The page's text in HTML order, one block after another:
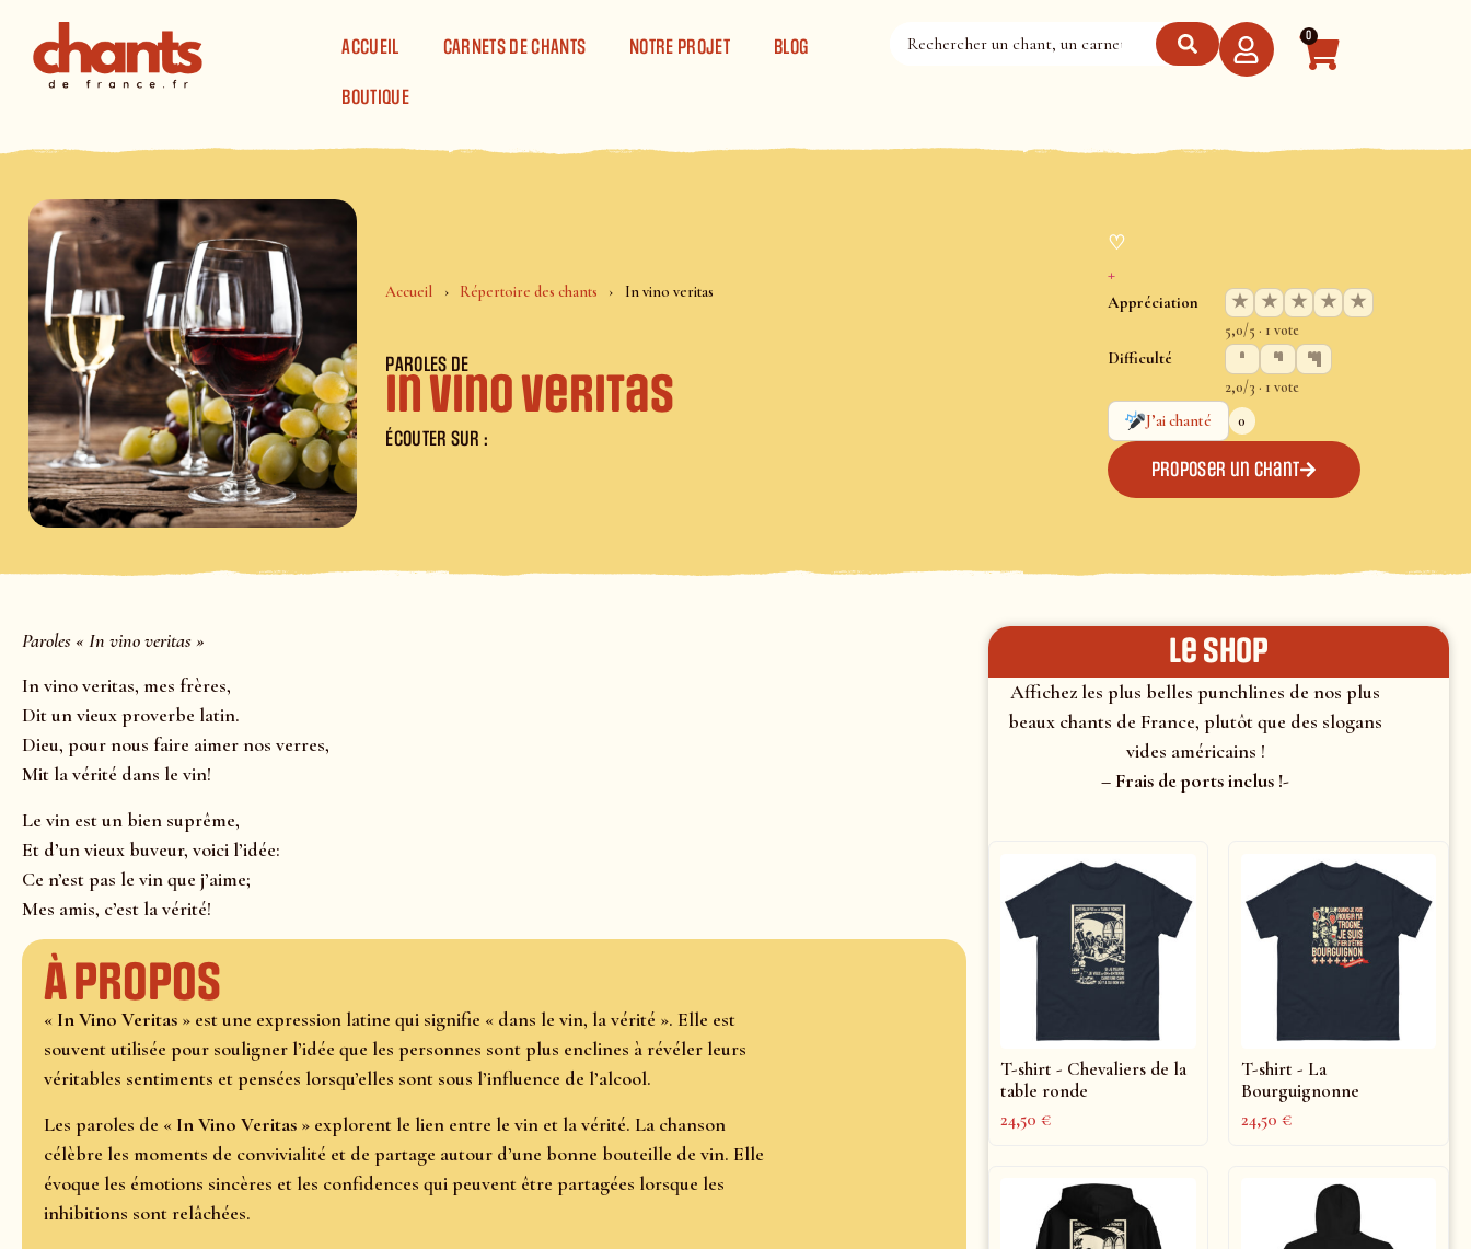
ACCUEIL
CARNETS DE CHANTS NOTRE PROJET BLOG
BOUTIQUE
0
Accueil Répertoire des chants In vino veritas
PAROLES DE
In vino veritas
ÉCOUTER SUR :
♡
+
Appréciation ★ ★ ★ ★ ★
5,0/5 · 1 vote
Difficulté
2,0/3 · 1 vote
J’ai chanté
0
Proposer un chant
Paroles « In vino veritas »
In vino veritas, mes frères,
Dit un vieux proverbe latin.
Dieu, pour nous faire aimer nos verres,
Mit la vérité dans le vin!
Le vin est un bien suprême,
Et d’un vieux buveur, voici l’idée:
Ce n’est pas le vin que j’aime;
Mes amis, c’est la vérité!
À propos
« In Vino Veritas » est une expression latine qui signifie « dans le vin, la vérité ». Elle est
souvent utilisée pour souligner l’idée que les personnes sont plus enclines à révéler leurs
véritables sentiments et pensées lorsqu’elles sont sous l’influence de l’alcool.
Les paroles de « In Vino Veritas » explorent le lien entre le vin et la vérité. La chanson
célèbre les moments de convivialité et de partage autour d’une bonne bouteille de vin. Elle
évoque les émotions sincères et les confidences qui peuvent être partagées lorsque les
inhibitions sont relâchées.
le shop
Affichez les plus belles punchlines de nos plus
beaux chants de France, plutôt que des slogans
vides américains !
– Frais de ports inclus !-
T-shirt - Chevaliers de la
table ronde
24,50€
T-shirt - La
Bourguignonne
24,50€